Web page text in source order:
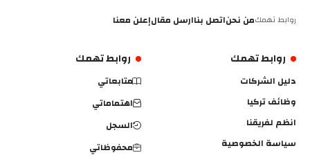
روابط تهمكمن نحناتصل بناارسل مقالإعلن معنا
روابط تهمك
دليل الشركات
وظائف تركيا
انظم لفريقنا
سياسة الخصوصية
روابط تهمك
متابعاتي
اهتماماتي
السجل
محفوظاتي